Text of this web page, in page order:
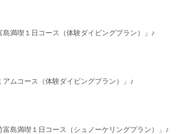
満喫１日コース（体験ダイビングプラン）」♪
ムコース（体験ダイビングプラン）」♪
島満喫１日コース（シュノーケリングプラン）」♪